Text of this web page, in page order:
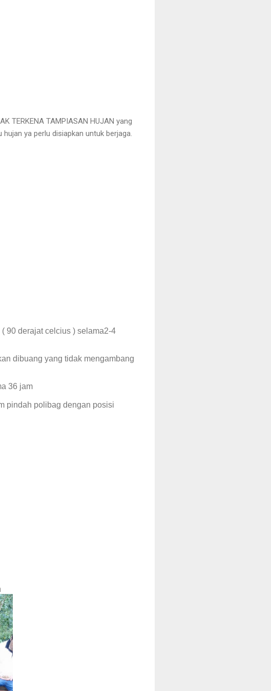
TERKENA TAMPIASAN HUJAN yang
ya perlu disiapkan untuk berjaga.
90 derajat celcius ) selama2-4
dibuang yang tidak mengambang
36 jam
pindah polibag dengan posisi